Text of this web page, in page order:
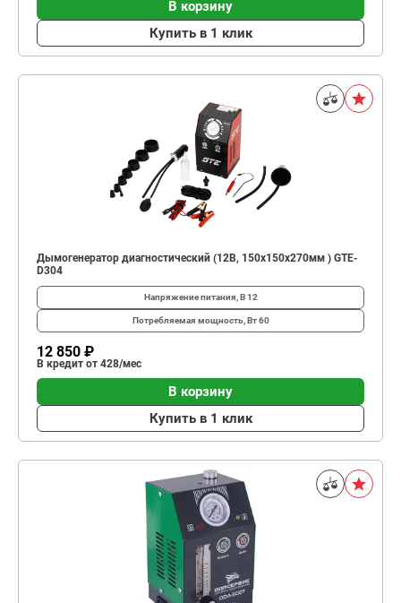
В корзину
Купить в 1 клик
Дымогенератор диагностический (12В, 150x150x270мм ) GTE-
D304
Напряжение питания, В12
Потребляемая мощность, Вт60
12 850 ₽
В кредит от 428/мес
В корзину
Купить в 1 клик